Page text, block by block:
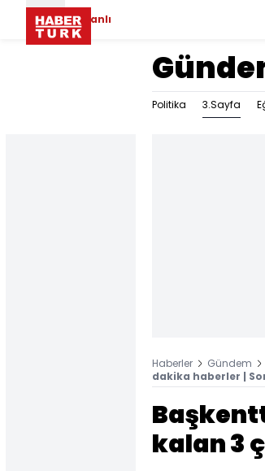
Canlı
Politika 3.Sayfa
Haberler Gündem
dakika haberler |
kalan 3